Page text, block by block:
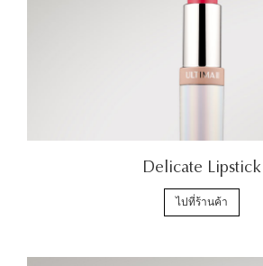
Delicate Lipstick
ไปที่ร้านค้า